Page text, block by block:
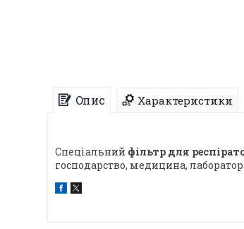
Опис Характеристики
Спеціальний фільтр для
господарство, медицина,